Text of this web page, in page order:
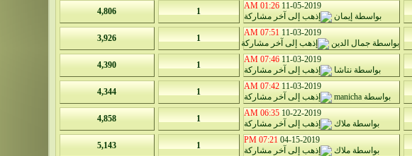
11-05-2019
01:26 AM
بواسطة إيمان 1
4,806
11-03-2019
07:51 AM
بواسطةجمال الدين 1
3,926
11-03-2019
07:46 AM
بواسطةنتاشا 1
4,390
11-03-2019
07:42 AM
بواسطةmanicha
1
4,344
10-22-2019
06:35 AM
بواسطةملاك 1
4,858
04-15-2019
07:21 PM
بواسطةملاك 1
5,143